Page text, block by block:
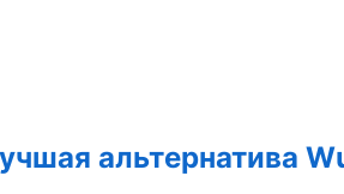
альтернатива